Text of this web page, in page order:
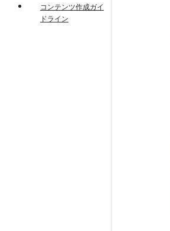
コンテンツ作成ガイ
ドライン